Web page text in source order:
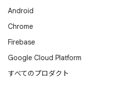
Android
Chrome
Firebase
Google Cloud Platform
すべてのプロダクト